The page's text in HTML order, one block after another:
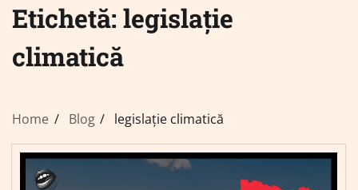
Etichetă: legislație
climatică
Home Blog legislație climatică